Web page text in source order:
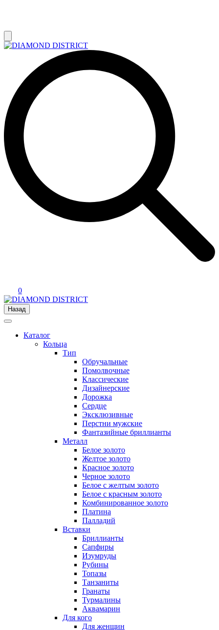
0
Назад
Каталог
Кольца
Тип
Обручальные
Помолвочные
Классические
Дизайнерские
Дорожка
Сердце
Эксклюзивные
Перстни мужские
Фантазийные бриллианты
Металл
Белое золото
Желтое золото
Красное золото
Черное золото
Белое с желтым золото
Белое с красным золото
Комбинированное золото
Платина
Палладий
Вставки
Бриллианты
Сапфиры
Изумруды
Рубины
Топазы
Танзаниты
Гранаты
Турмалины
Аквамарин
Для кого
Для женщин